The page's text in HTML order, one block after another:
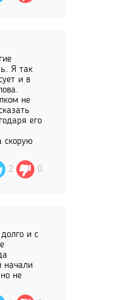
Я так
и в
не
его
скорую
2 0
и с
начали
не